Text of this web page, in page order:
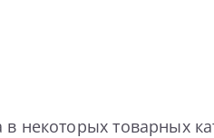
некоторых товарных